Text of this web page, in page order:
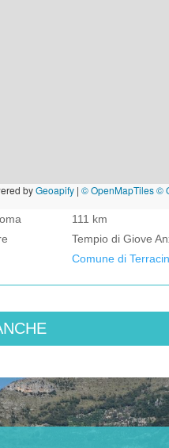
byGeoapify| © OpenMapTiles©
111 km
Tempio di Giove
Comune di